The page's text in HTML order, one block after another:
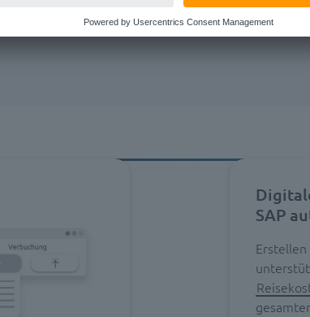
SAP
Erstellen